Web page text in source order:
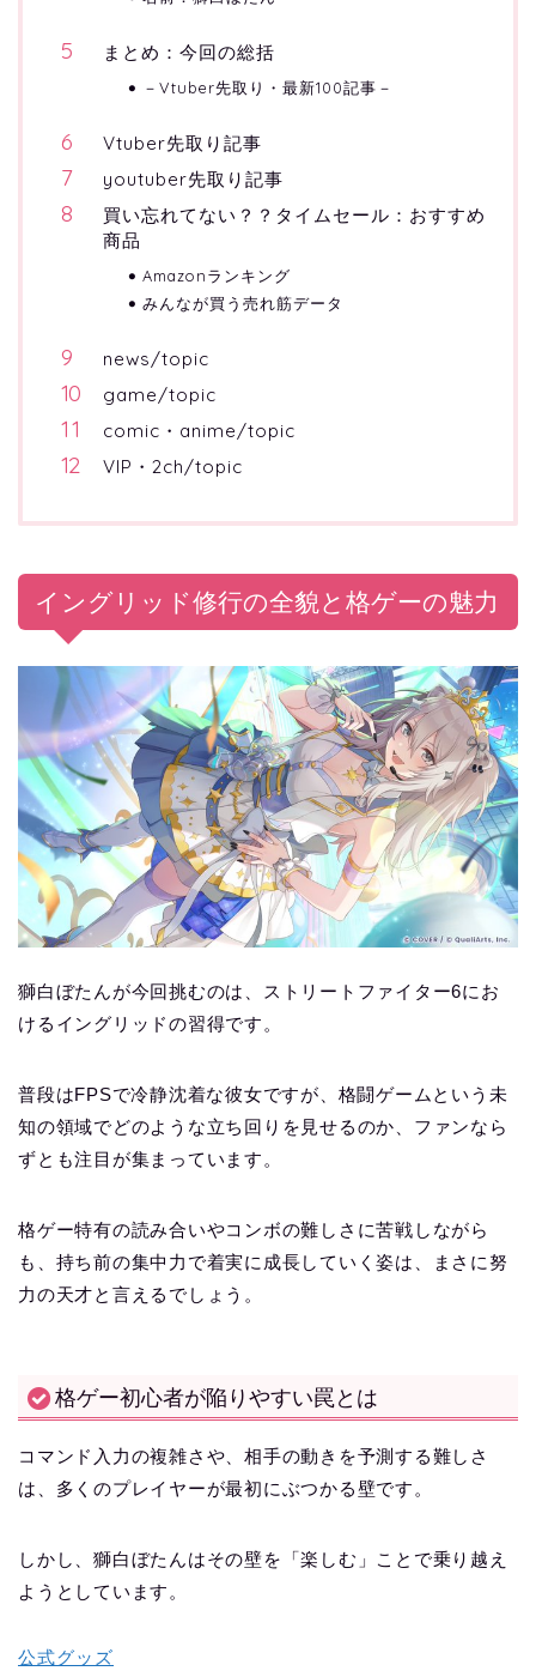
まとめ：今回の総括
－Vtuber先取り・最新100記事－
Vtuber先取り記事
youtuber先取り記事
買い忘れてない？？タイムセール：おすすめ
商品
Amazonランキング
みんなが買う売れ筋データ
news/topic
game/topic
comic・anime/topic
VIP・2ch/topic
イングリッド修行の全貌と格ゲーの魅力
獅白ぼたんが今回挑むのは、ストリートファイター6にお
けるイングリッドの習得です。
普段はFPSで冷静沈着な彼女ですが、格闘ゲームという未
知の領域でどのような立ち回りを見せるのか、ファンなら
ずとも注目が集まっています。
格ゲー特有の読み合いやコンボの難しさに苦戦しながら
も、持ち前の集中力で着実に成長していく姿は、まさに努
力の天才と言えるでしょう。
格ゲー初心者が陥りやすい罠とは
コマンド入力の複雑さや、相手の動きを予測する難しさ
は、多くのプレイヤーが最初にぶつかる壁です。
しかし、獅白ぼたんはその壁を「楽しむ」ことで乗り越え
ようとしています。
公式グッズ